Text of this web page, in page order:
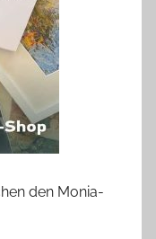
den Monia-